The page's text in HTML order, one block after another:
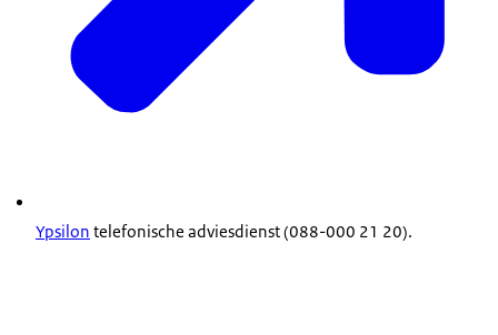
Ypsilon telefonische adviesdienst (088-000 21 20).